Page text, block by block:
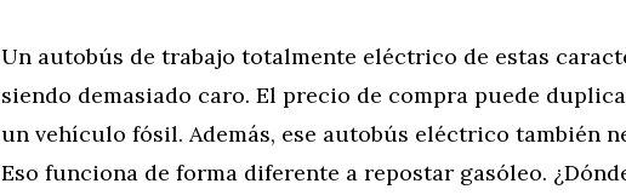
Un autobús de trabajo totalmente eléctrico de estas
siendo demasiado caro. El precio de compra puede
un vehículo fósil. Además, ese autobús eléctrico también
Eso funciona de forma diferente a repostar gasóleo.